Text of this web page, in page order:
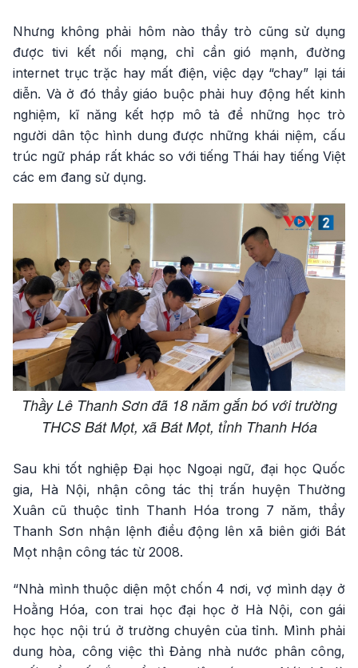
Nhưng không phải hôm nào thầy trò cũng sử dụng
được tivi kết nối mạng, chỉ cần gió mạnh, đường
internet trục trặc hay mất điện, việc dạy “chay” lại tái
diễn. Và ở đó thầy giáo buộc phải huy động hết kinh
nghiệm, kĩ năng kết hợp mô tả để những học trò
người dân tộc hình dung được những khái niệm, cấu
trúc ngữ pháp rất khác so với tiếng Thái hay tiếng Việt
các em đang sử dụng.
Thầy Lê Thanh Sơn đã 18 năm gắn bó với trường
THCS Bát Mọt, xã Bát Mọt, tỉnh Thanh Hóa
Sau khi tốt nghiệp Đại học Ngoại ngữ, đại học Quốc
gia, Hà Nội, nhận công tác thị trấn huyện Thường
Xuân cũ thuộc tỉnh Thanh Hóa trong 7 năm, thầy
Thanh Sơn nhận lệnh điều động lên xã biên giới Bát
Mọt nhận công tác từ 2008.
“Nhà mình thuộc diện một chốn 4 nơi, vợ mình dạy ở
Hoằng Hóa, con trai học đại học ở Hà Nội, con gái
học học nội trú ở trường chuyên của tỉnh. Mình phải
dung hòa, công việc thì Đảng nhà nước phân công,